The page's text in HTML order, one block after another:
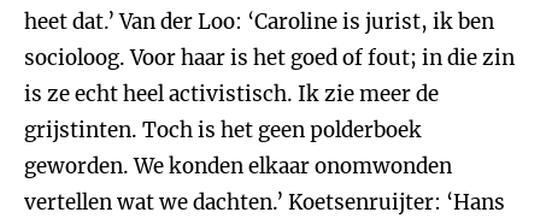
heet dat.’ Van der Loo: ‘Caroline is jurist, ik ben
socioloog. Voor haar is het goed of fout; in die zin
is ze echt heel activistisch. Ik zie meer de
grijstinten. Toch is het geen polderboek
geworden. We konden elkaar onomwonden
vertellen wat we dachten.’ Koetsenruijter: ‘Hans